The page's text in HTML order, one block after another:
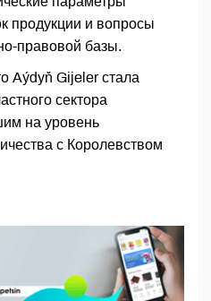
продукции и вопросы
правовой базы.
Aýdyň Gijeler стала
сектора
на уровень
с Королевством